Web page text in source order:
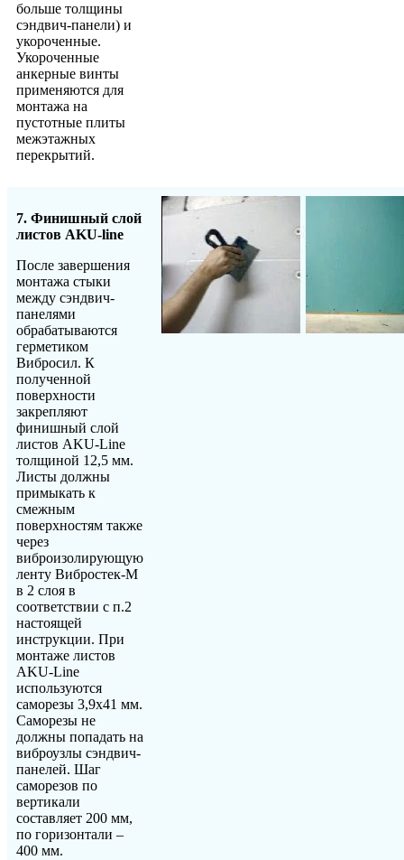
больше толщины
сэндвич-панели) и
укороченные.
Укороченные
анкерные винты
применяются для
монтажа на
пустотные плиты
межэтажных
перекрытий.
7. Финишный слой
листов AKU-line
После завершения
монтажа стыки
между сэндвич-
панелями
обрабатываются
герметиком
Вибросил. К
полученной
поверхности
закрепляют
финишный слой
листов AKU-Line
толщиной 12,5 мм.
Листы должны
примыкать к
смежным
поверхностям также
через
виброизолирующую
ленту Вибростек-М
в 2 слоя в
соответствии с п.2
настоящей
инструкции. При
монтаже листов
AKU-Line
используются
саморезы 3,9х41 мм.
Саморезы не
должны попадать на
виброузлы сэндвич-
панелей. Шаг
саморезов по
вертикали
составляет 200 мм,
по горизонтали –
400 мм.